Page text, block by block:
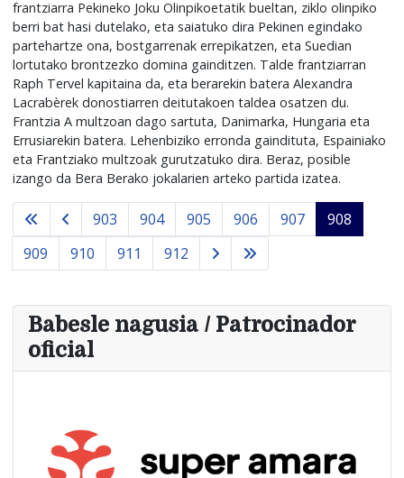
frantziarra Pekineko Joku Olinpikoetatik bueltan, ziklo olinpiko
berri bat hasi dutelako, eta saiatuko dira Pekinen egindako
partehartze ona, bostgarrenak errepikatzen, eta Suedian
lortutako brontzezko domina gainditzen. Talde frantziarran
Raph Tervel kapitaina da, eta berarekin batera Alexandra
Lacrabèrek donostiarren deitutakoen taldea osatzen du.
Frantzia A multzoan dago sartuta, Danimarka, Hungaria eta
Errusiarekin batera. Lehenbiziko erronda gaindituta, Espainiako
eta Frantziako multzoak gurutzatuko dira. Beraz, posible
izango da Bera Berako jokalarien arteko partida izatea.
903 904 905 906 907
908
909
910 911 912
Babesle nagusia / Patrocinador
oficial